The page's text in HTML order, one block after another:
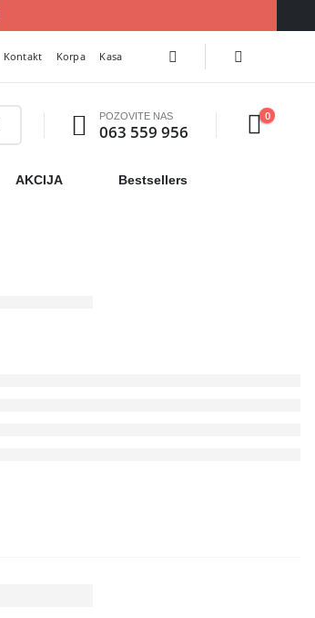
Kontakt Korpa Kasa
POZOVITE NAS
063 559 956
0
AKCIJA Bestsellers